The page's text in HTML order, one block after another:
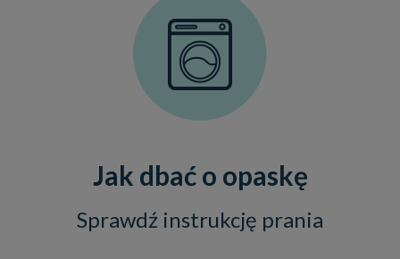
Jak dbać o opaskę
Sprawdź instrukcję prania